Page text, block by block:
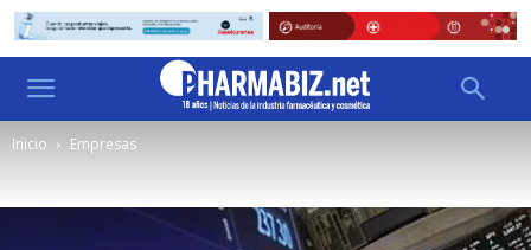
Inicio Empresas